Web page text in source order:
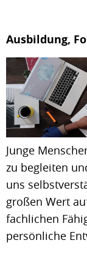
Ausbildung,
Junge
zu begleiten
uns
großen Wert
fachlichen
persönliche